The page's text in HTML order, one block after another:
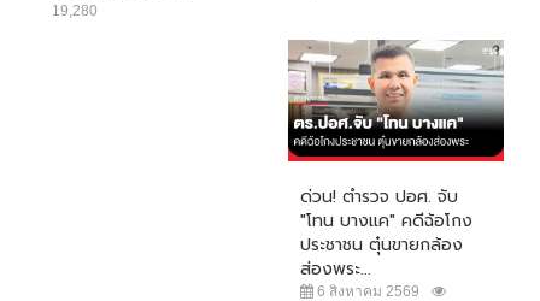
19,280
ด่วน! ตำรวจ ปอศ. จับ
"โทน บางแค" คดีฉ้อโกง
ประชาชน ตุ๋นขายกล้อง
ส่องพระ...
6 สิงหาคม 2569